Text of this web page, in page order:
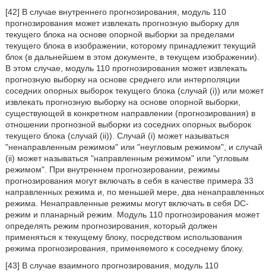
[42] В случае внутреннего прогнозирования, модуль 110
прогнозирования может извлекать прогнозную выборку для
текущего блока на основе опорной выборки за пределами
текущего блока в изображении, которому принадлежит текущий
блок (в дальнейшем в этом документе, в текущем изображении).
В этом случае, модуль 110 прогнозирования может извлекать
прогнозную выборку на основе среднего или интерполяции
соседних опорных выборок текущего блока (случай (i)) или может
извлекать прогнозную выборку на основе опорной выборки,
существующей в конкретном направлении (прогнозирования) в
отношении прогнозной выборки из соседних опорных выборок
текущего блока (случай (ii)). Случай (i) может называться
"ненаправленным режимом" или "неугловым режимом", и случай
(ii) может называться "направленным режимом" или "угловым
режимом". При внутреннем прогнозировании, режимы
прогнозирования могут включать в себя в качестве примера 33
направленных режима и, по меньшей мере, два ненаправленных
режима. Ненаправленные режимы могут включать в себя DC-
режим и планарный режим. Модуль 110 прогнозирования может
определять режим прогнозирования, который должен
применяться к текущему блоку, посредством использования
режима прогнозирования, применяемого к соседнему блоку.
[43] В случае взаимного прогнозирования, модуль 110